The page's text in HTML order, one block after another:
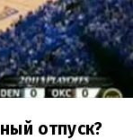
отпуск?